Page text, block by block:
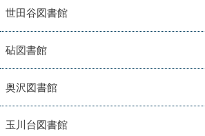
世田谷図書館
砧図書館
奥沢図書館
玉川台図書館